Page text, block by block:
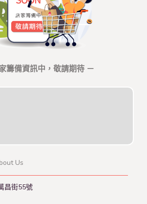
籌備資訊中，敬請期待 －
Us
昌街55號